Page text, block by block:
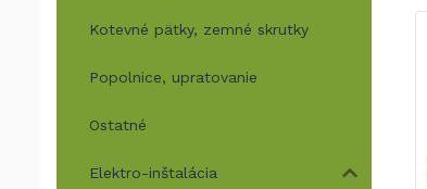
Kotevné pätky, zemné skrutky
Popolnice, upratovanie
Ostatné
Elektro-inštalácia